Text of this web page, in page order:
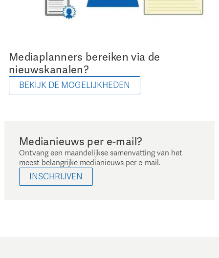
Mediaplanners bereiken via de
nieuwskanalen?
BEKIJK DE MOGELIJKHEDEN
Medianieuws per e-mail?
Ontvang een maandelijkse samenvatting van het
meest belangrijke medianieuws per e-mail.
INSCHRIJVEN